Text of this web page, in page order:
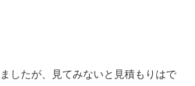
したが、見てみないと見積もりはで